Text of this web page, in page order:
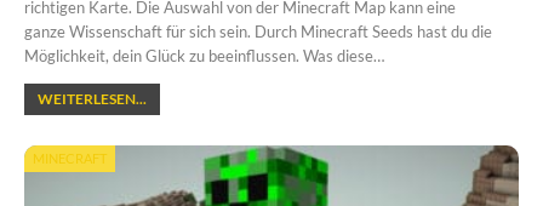
richtigen Karte. Die Auswahl von der Minecraft Map kann eine
ganze Wissenschaft für sich sein. Durch Minecraft Seeds hast du die
Möglichkeit, dein Glück zu beeinflussen. Was diese…
WEITERLESEN...
MINECRAFT